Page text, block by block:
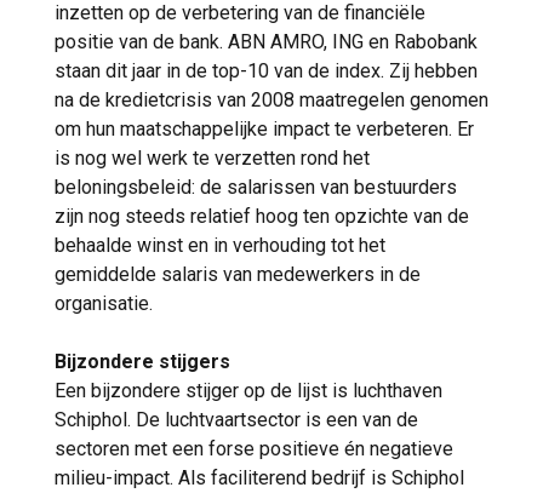
inzetten op de verbetering van de financiële
positie van de bank. ABN AMRO, ING en Rabobank
staan dit jaar in de top-10 van de index. Zij hebben
na de kredietcrisis van 2008 maatregelen genomen
om hun maatschappelijke impact te verbeteren. Er
is nog wel werk te verzetten rond het
beloningsbeleid: de salarissen van bestuurders
zijn nog steeds relatief hoog ten opzichte van de
behaalde winst en in verhouding tot het
gemiddelde salaris van medewerkers in de
organisatie.
Bijzondere stijgers
Een bijzondere stijger op de lijst is luchthaven
Schiphol. De luchtvaartsector is een van de
sectoren met een forse positieve én negatieve
milieu-impact. Als faciliterend bedrijf is Schiphol